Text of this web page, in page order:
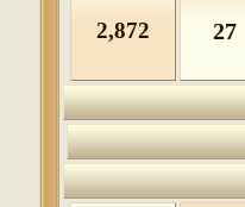
27
2,872